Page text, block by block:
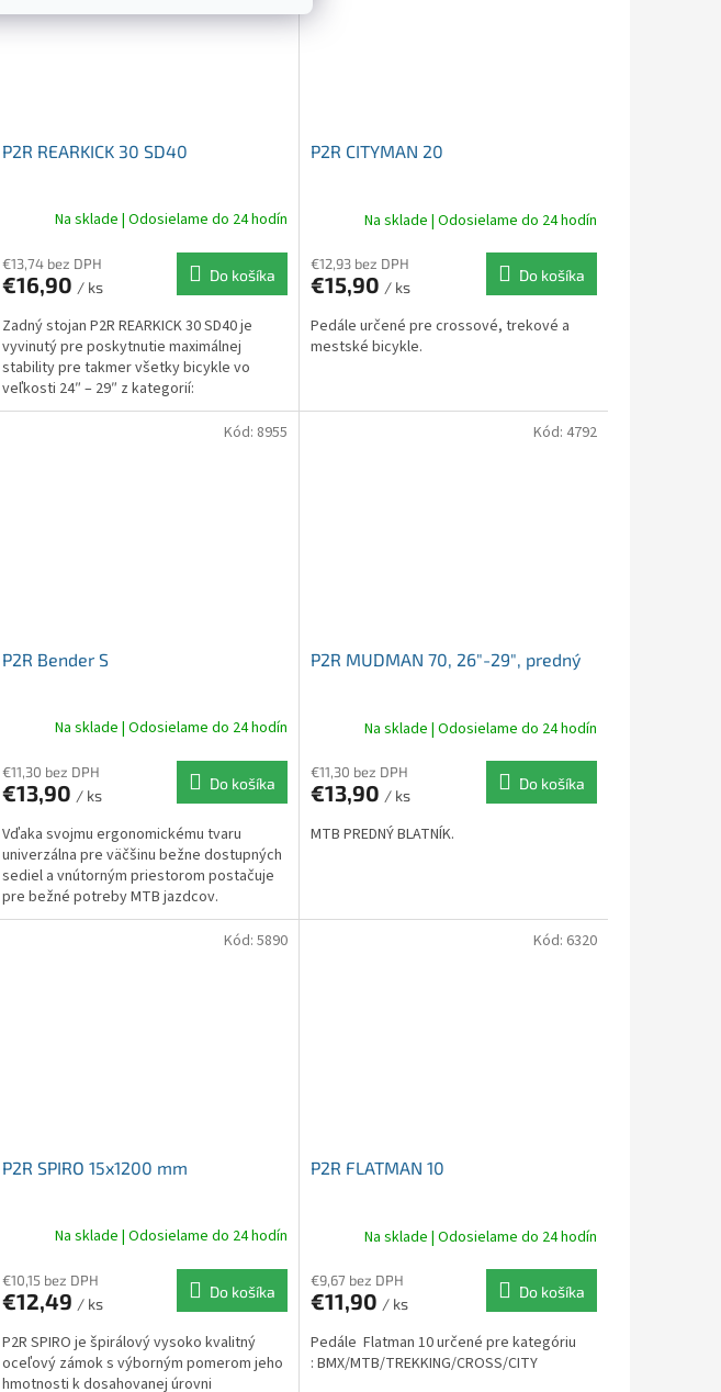
P2R REARKICK 30 SD40
Na sklade | Odosielame do 24 hodín
€13,74 bez DPH
€16,90 / ks
Do košíka
Zadný stojan P2R REARKICK 30 SD40 je
vyvinutý pre poskytnutie maximálnej
stability pre takmer všetky bicykle vo
veľkosti 24″ – 29″ z kategorií:
JUNIOR/CITY/MTB/CROSS, ktoré sú...
P2R CITYMAN 20
Na sklade | Odosielame do 24 hodín
€12,93 bez DPH
€15,90 / ks
Do košíka
Pedále určené pre crossové, trekové a
mestské bicykle.
P2R Bender S
Na sklade | Odosielame do 24 hodín
€11,30 bez DPH
€13,90 / ks
Do košíka
Vďaka svojmu ergonomickému tvaru
univerzálna pre väčšinu bežne dostupných
sediel a vnútorným priestorom postačuje
pre bežné potreby MTB jazdcov.
Kód: 8955
P2R MUDMAN 70, 26″-29″, predný
Na sklade | Odosielame do 24 hodín
€11,30 bez DPH
€13,90 / ks
Do košíka
MTB PREDNÝ BLATNÍK.
Kód: 4792
P2R SPIRO 15x1200 mm
Na sklade | Odosielame do 24 hodín
€10,15 bez DPH
€12,49 / ks
Do košíka
P2R SPIRO je špirálový vysoko kvalitný
oceľový zámok s výborným pomerom jeho
hmotnosti k dosahovanej úrovni
Kód: 5890
P2R FLATMAN 10
Na sklade | Odosielame do 24 hodín
€9,67 bez DPH
€11,90 / ks
Do košíka
Pedále Flatman 10 určené pre kategóriu
: BMX/MTB/TREKKING/CROSS/CITY
Kód: 6320